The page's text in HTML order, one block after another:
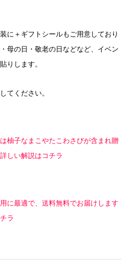
に＋ギフトシールもご用意しており
母の日・敬老の日などなど、イベン
りします。
てください。
柚子なまこやたこわさびが含まれ贈
しい解説はコチラ
に最適で、送料無料でお届けします
ラ